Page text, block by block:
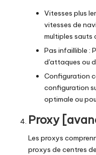
Vitesses plus
vitesses de
multiples sauts
Pas infaillible :
d'attaques ou
Configuration
configuration
optimale ou
Proxy
Les proxys
proxys de centres